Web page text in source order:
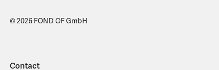
© 2026 FOND OF GmbH
Contact